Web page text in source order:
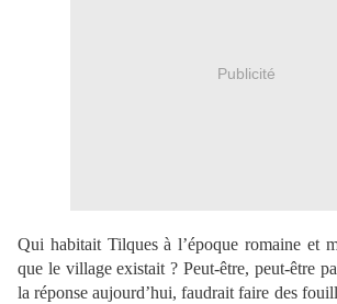
Publicité
Qui habitait Tilques à l’époque romaine et
que le village existait ? Peut-être, peut-être
la réponse aujourd’hui, faudrait faire des